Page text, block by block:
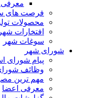
معرفی
فرصت های
محصولات
افتخارات شهر
سوغات شهر
شورای شهر
پیام شورای
وظائف
مهم ترین
معرفی اعضا